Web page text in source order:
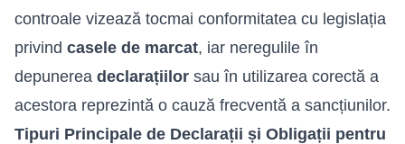
controale vizează tocmai conformitatea cu legislația
privind casele de marcat, iar neregulile în
depunerea declarațiilor sau în utilizarea corectă a
acestora reprezintă o cauză frecventă a sancțiunilor.
Tipuri Principale de Declarații și Obligații pentru